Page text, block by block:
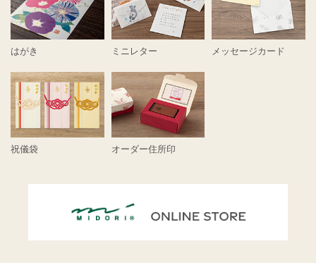
はがき ミニレター メッセージカード
祝儀袋 オーダー住所印